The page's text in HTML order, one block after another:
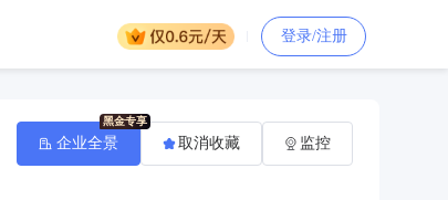
登录/注册
企业全景 取消收藏 监控